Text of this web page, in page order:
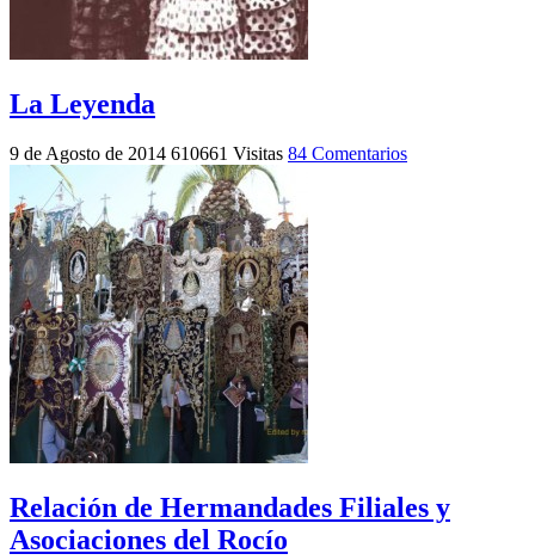
La Leyenda
9 de Agosto de 2014 610661 Visitas 84 Comentarios
Relación de Hermandades Filiales y
Asociaciones del Rocío